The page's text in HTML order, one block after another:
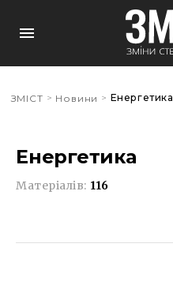
ЗМІСТ > Новини > Енергетика
Енергетика
Матеріалів: 116